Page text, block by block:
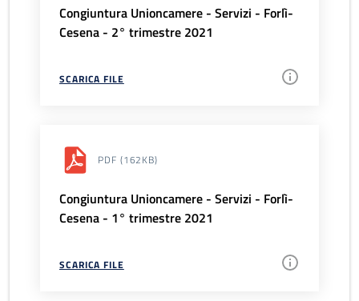
Congiuntura Unioncamere - Servizi - Forlì-
Cesena - 2° trimestre 2021
SCARICA FILE
PDF (162KB)
Congiuntura Unioncamere - Servizi - Forlì-
Cesena - 1° trimestre 2021
SCARICA FILE